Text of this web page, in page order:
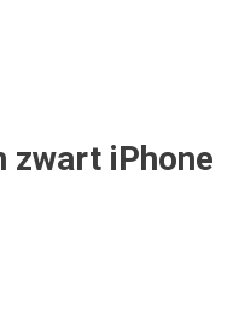
zwart iPhone